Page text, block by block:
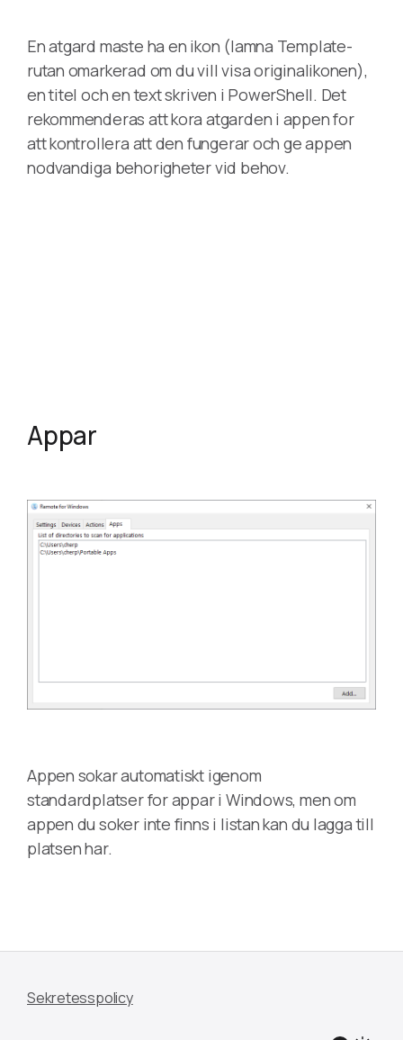
En atgard maste ha en ikon (lamna Template-
rutan omarkerad om du vill visa originalikonen),
en titel och en text skriven i PowerShell. Det
rekommenderas att kora atgarden i appen for
att kontrollera att den fungerar och ge appen
nodvandiga behorigheter vid behov.
Appar
Appen sokar automatiskt igenom
standardplatser for appar i Windows, men om
appen du soker inte finns i listan kan du lagga till
platsen har.
Sekretesspolicy